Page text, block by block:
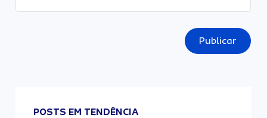
Publicar
POSTS EM TENDÊNCIA